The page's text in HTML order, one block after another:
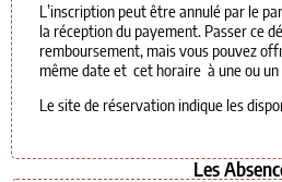
L’inscription peut être annulé par le
la réception du payement. Passer ce
remboursement, mais vous pouvez
même date et cet horaire à une ou un
Le site de réservation indique les
Les